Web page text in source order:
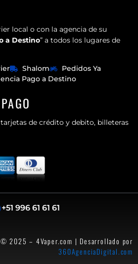
local o con la agencia de su
a Destino” a todos los lugares de
Shalom
Pedidos Ya
Pago a Destino
de crédito y debito, billeteras
+51 996 61 61 61
2025 – 4Vaper.com | Desarrollado por
360AgenciaDigital.com